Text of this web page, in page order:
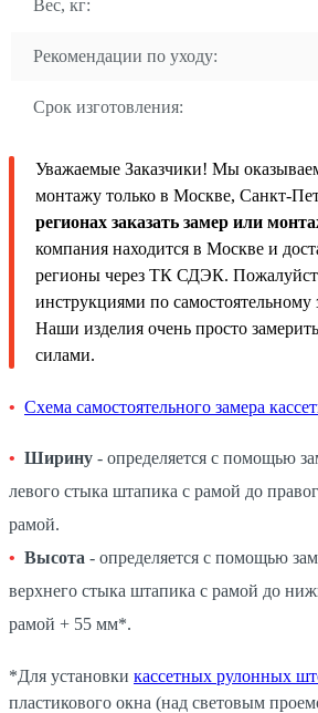
Вес, кг:
Рекомендации по уходу:
Срок изготовления:
Уважаемые Заказчики! Мы
монтажу только в Москве, Санкт-
регионах заказать замер или
компания находится в Москве и
регионы через ТК СДЭК.
инструкциями по самостоятельному
Наши изделия очень просто
силами.
Схема самостоятельного замера
Ширину - определяется с помощью
левого стыка штапика с рамой до
рамой.
Высота - определяется с помощью
верхнего стыка штапика с рамой до
рамой + 55 мм*.
*Для установки кассетных рулонных
пластикового окна (над световым